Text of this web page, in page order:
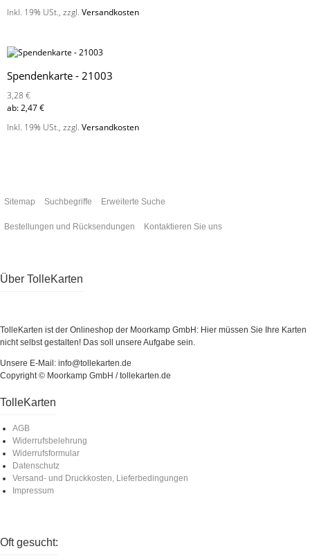
Inkl. 19% USt., zzgl. Versandkosten
Spendenkarte - 21003
3,28 €
ab:2,47 €
Inkl. 19% USt., zzgl. Versandkosten
Sitemap Suchbegriffe Erweiterte Suche
Bestellungen und Rücksendungen Kontaktieren Sie uns
Über TolleKarten
TolleKarten ist der Onlineshop der Moorkamp GmbH: Hier müssen Sie Ihre Karten
nicht selbst gestalten! Das soll unsere Aufgabe sein.
Unsere E-Mail: info@tollekarten.de
Copyright © Moorkamp GmbH / tollekarten.de
TolleKarten
AGB
Widerrufsbelehrung
Widerrufsformular
Datenschutz
Versand- und Druckkosten, Lieferbedingungen
Impressum
Oft gesucht: